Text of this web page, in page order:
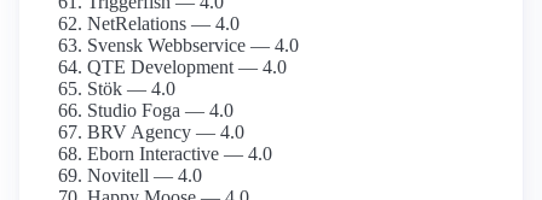
NetRelations — 4.0
Svensk Webbservice — 4.0
QTE Development — 4.0
Stök — 4.0
Studio Foga — 4.0
BRV Agency — 4.0
Eborn Interactive — 4.0
Novitell — 4.0